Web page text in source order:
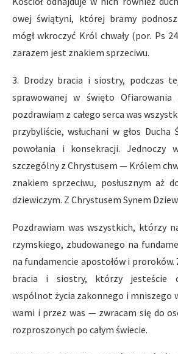
owej świątyni, której bramy
mógł wkroczyć Król chwały (por. Ps
zarazem jest znakiem sprzeciwu.
3. Drodzy bracia i siostry, podczas
sprawowanej w święto
pozdrawiam z całego serca was
przybyliście, wsłuchani w głos
powołania i konsekracji. Jednoczy
szczególny z Chrystusem — Królem
znakiem sprzeciwu, posłusznym aż
dziewiczym. Z Chrystusem Synem
Pozdrawiam was wszystkich, którzy
rzymskiego, zbudowanego na
na fundamencie apostołów i proroków.
bracia i siostry, którzy jesteście
wspólnot życia zakonnego i mniszego
wami i przez was — zwracam się do
rozproszonych po całym świecie.